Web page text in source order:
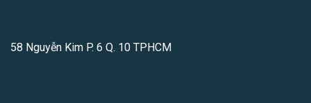
58 Nguyễn Kim P. 6 Q. 10 TPHCM